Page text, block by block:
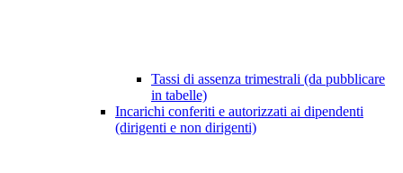
Tassi di assenza trimestrali (da pubblicare
in tabelle)
Incarichi conferiti e autorizzati ai dipendenti
(dirigenti e non dirigenti)